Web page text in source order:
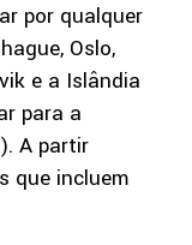
por qualquer
Oslo,
e a Islândia
para a
A partir
que incluem